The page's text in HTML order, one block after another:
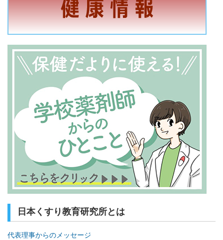
日本くすり教育研究所とは
代表理事からのメッセージ